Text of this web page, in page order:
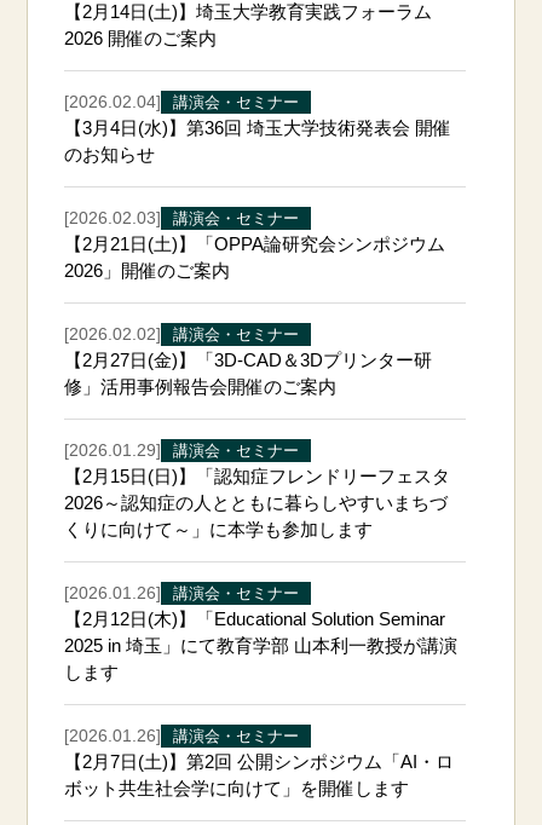
【2月14日(土)】埼玉大学教育実践フォーラム
2026 開催のご案内
[2026.02.04] 講演会・セミナー
【3月4日(水)】第36回 埼玉大学技術発表会 開催
のお知らせ
[2026.02.03] 講演会・セミナー
【2月21日(土)】「OPPA論研究会シンポジウム
2026」開催のご案内
[2026.02.02] 講演会・セミナー
【2月27日(金)】「3D-CAD＆3Dプリンター研
修」活用事例報告会開催のご案内
[2026.01.29] 講演会・セミナー
【2月15日(日)】「認知症フレンドリーフェスタ
2026～認知症の人とともに暮らしやすいまちづ
くりに向けて～」に本学も参加します
[2026.01.26] 講演会・セミナー
【2月12日(木)】「Educational Solution Seminar
2025 in 埼玉」にて教育学部 山本利一教授が講演
します
[2026.01.26] 講演会・セミナー
【2月7日(土)】第2回 公開シンポジウム「AI・ロ
ボット共生社会学に向けて」を開催します